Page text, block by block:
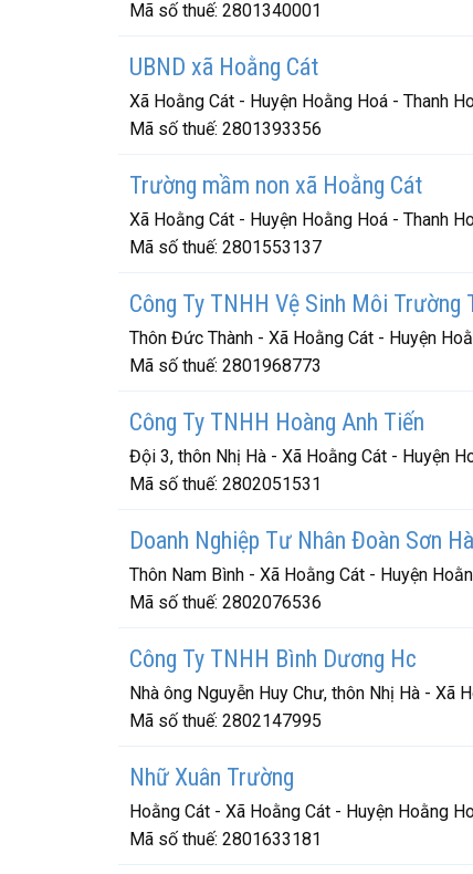
Mã số thuế: 2801340001
UBND xã Hoằng Cát
Xã Hoằng Cát - Huyện Hoằng Hoá - Thanh
Mã số thuế: 2801393356
Trường mầm non xã Hoằng Cát
Xã Hoằng Cát - Huyện Hoằng Hoá - Thanh
Mã số thuế: 2801553137
Công Ty TNHH Vệ Sinh Môi Trường
Thôn Đức Thành - Xã Hoằng Cát - Huyện
Mã số thuế: 2801968773
Công Ty TNHH Hoàng Anh Tiến
Đội 3, thôn Nhị Hà - Xã Hoằng Cát - Huyện
Mã số thuế: 2802051531
Doanh Nghiệp Tư Nhân Đoàn Sơn Hà
Thôn Nam Bình - Xã Hoằng Cát - Huyện
Mã số thuế: 2802076536
Công Ty TNHH Bình Dương Hc
Nhà ông Nguyễn Huy Chư, thôn Nhị Hà - Xã
Mã số thuế: 2802147995
Nhữ Xuân Trường
Hoằng Cát - Xã Hoằng Cát - Huyện Hoằng
Mã số thuế: 2801633181